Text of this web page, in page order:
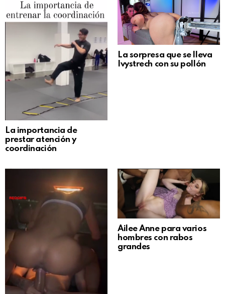
La importancia de
prestar atención y
coordinación
La sorpresa que se lleva
Ivystrech con su pollón
Ailee Anne para varios
hombres con rabos
grandes